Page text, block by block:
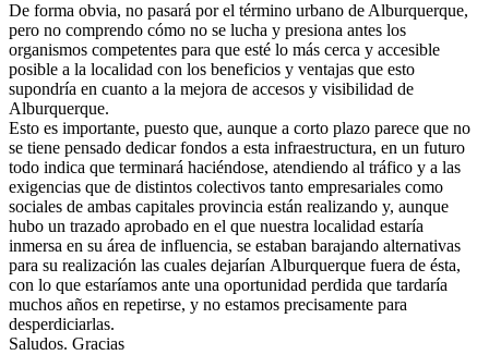
De forma obvia, no pasará por el término urbano de Alburquerque,
pero no comprendo cómo no se lucha y presiona antes los
organismos competentes para que esté lo más cerca y accesible
posible a la localidad con los beneficios y ventajas que esto
supondría en cuanto a la mejora de accesos y visibilidad de
Alburquerque.
Esto es importante, puesto que, aunque a corto plazo parece que no
se tiene pensado dedicar fondos a esta infraestructura, en un futuro
todo indica que terminará haciéndose, atendiendo al tráfico y a las
exigencias que de distintos colectivos tanto empresariales como
sociales de ambas capitales provincia están realizando y, aunque
hubo un trazado aprobado en el que nuestra localidad estaría
inmersa en su área de influencia, se estaban barajando alternativas
para su realización las cuales dejarían Alburquerque fuera de ésta,
con lo que estaríamos ante una oportunidad perdida que tardaría
muchos años en repetirse, y no estamos precisamente para
desperdiciarlas.
Saludos. Gracias